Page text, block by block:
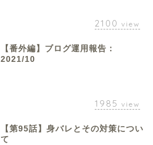
2100 view
【番外編】ブログ運用報告：
2021/10
1985 view
【第95話】身バレとその対策につい
て